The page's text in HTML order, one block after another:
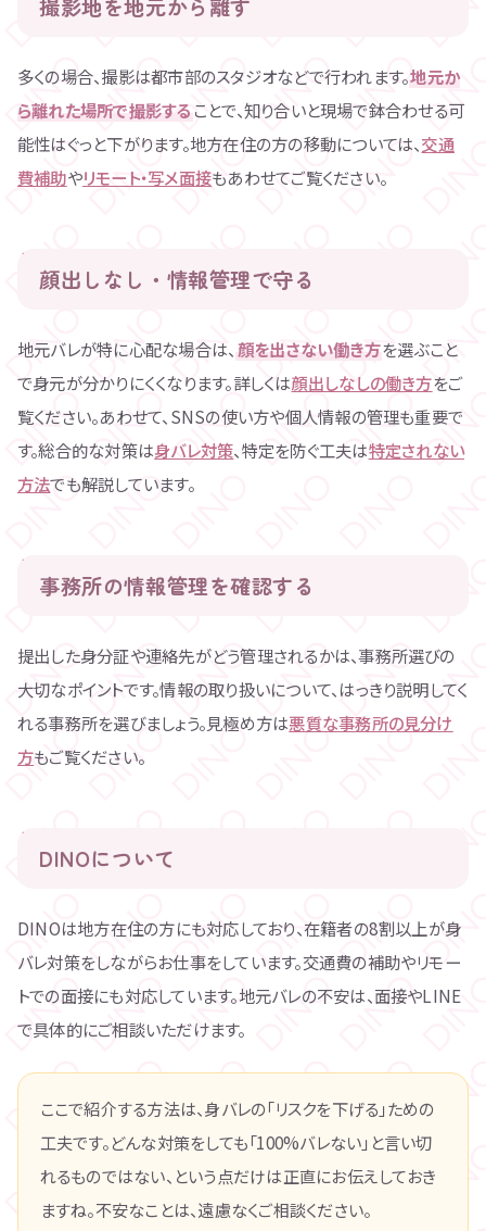
撮影地を地元から離す
多くの場合、撮影は都市部のスタジオなどで行われます。地元か
ら離れた場所で撮影する ことで、知り合いと現場で鉢合わせる可
能性はぐっと下がります。地方在住の方の移動については、交通
費補助やリモート・写メ面接もあわせてご覧ください。
顔出しなし・情報管理で守る
地元バレが特に心配な場合は、 顔を出さない働き方を選ぶこと
で身元が分かりにくくなります。詳しくは顔出しなしの働き方をご
覧ください。あわせて、SNSの使い方や個人情報の管理も重要で
す。総合的な対策は身バレ対策、特定を防ぐ工夫は特定されない
方法でも解説しています。
事務所の情報管理を確認する
提出した身分証や連絡先がどう管理されるかは、事務所選びの
大切なポイントです。情報の取り扱いについて、はっきり説明してく
れる事務所を選びましょう。見極め方は悪質な事務所の見分け
方もご覧ください。
DINOについて
DINOは地方在住の方にも対応しており、在籍者の8割以上が身
バレ対策をしながらお仕事をしています。交通費の補助やリモー
トでの面接にも対応しています。地元バレの不安は、面接やLINE
で具体的にご相談いただけます。
ここで紹介する方法は、身バレの「リスクを下げる」ための
工夫です。どんな対策をしても「100%バレない」と言い切
れるものではない、という点だけは正直にお伝えしておき
ますね。不安なことは、遠慮なくご相談ください。